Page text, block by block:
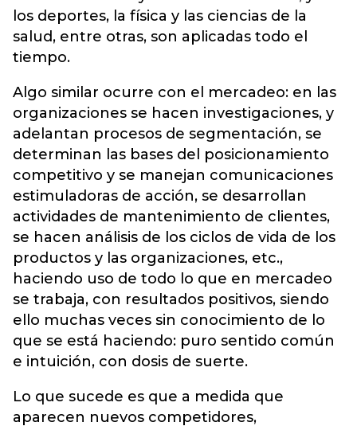
los deportes, la física y las ciencias de la
salud, entre otras, son aplicadas todo el
tiempo.
Algo similar ocurre con el mercadeo: en las
organizaciones se hacen investigaciones, y
adelantan procesos de segmentación, se
determinan las bases del posicionamiento
competitivo y se manejan comunicaciones
estimuladoras de acción, se desarrollan
actividades de mantenimiento de clientes,
se hacen análisis de los ciclos de vida de los
productos y las organizaciones, etc.,
haciendo uso de todo lo que en mercadeo
se trabaja, con resultados positivos, siendo
ello muchas veces sin conocimiento de lo
que se está haciendo: puro sentido común
e intuición, con dosis de suerte.
Lo que sucede es que a medida que
aparecen nuevos competidores,